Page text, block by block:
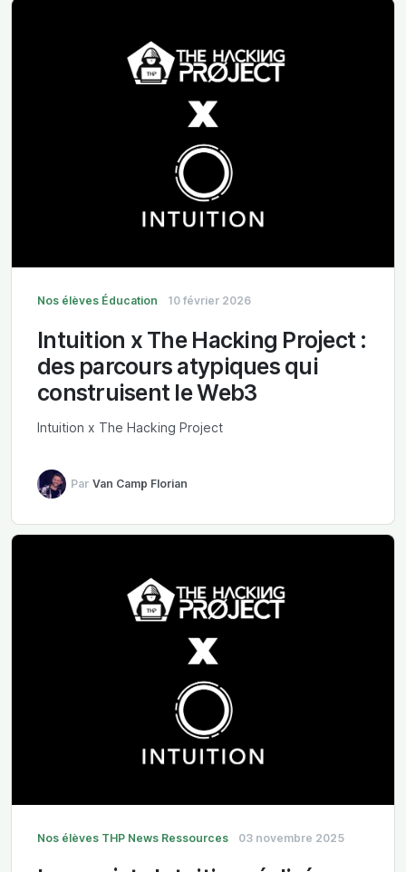
Nos élèves Éducation 10 février 2026
Intuition x The Hacking Project :
des parcours atypiques qui
construisent le Web3
Intuition x The Hacking Project
Par Van Camp Florian
Nos élèves THP News Ressources 03 novembre 2025